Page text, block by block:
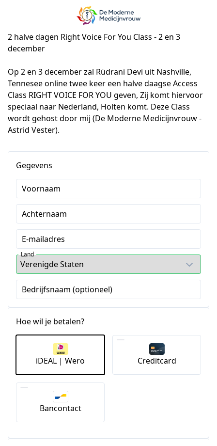
2 halve dagen Right Voice For You Class - 2 en 3
december
Op 2 en 3 december zal Rüdrani Devi uit Nashville,
Tennesee online twee keer een halve daagse Access
Class RIGHT VOICE FOR YOU geven, Zij komt hiervoor
speciaal naar Nederland, Holten komt. Deze Class
wordt gehost door mij (De Moderne Medicijnvrouw -
Astrid Vester).
Gegevens
Voornaam
Achternaam
E-mailadres
Land
Bedrijfsnaam (optioneel)
Hoe wil je betalen?
iDEAL | Wero Creditcard
Bancontact